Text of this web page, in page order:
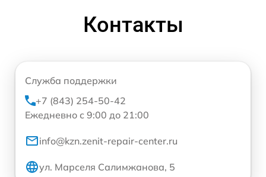
Контакты
Служба поддержки
+7 (843) 254-50-42
Ежедневно с 9:00 до 21:00
info@kzn.zenit-repair-center.ru
ул. Марселя Салимжанова, 5